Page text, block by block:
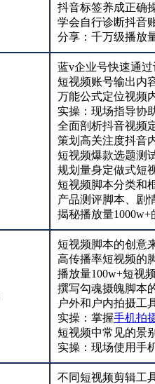
抖音标签养成正确
学会自行诊断抖音
分享：千万级播放
蓝v企业号快速通
短视频账号输出内
万能公式定位视频
实操：现场指导协
全面剖析抖音视频
策划高关注度抖音
短视频爆款选题测
规划量身定做式短
短视频脚本分类和
产品测评脚本、剧
揭秘播放量1000w+
短视频脚本的创意
高传播率短视频的
播放量100w+短视
撰写勾魂摄魄脚本
户外和户内拍摄工
实操：掌握手机拍
短视频中常见的景
实操：现场使用手
不同短视频剪辑工